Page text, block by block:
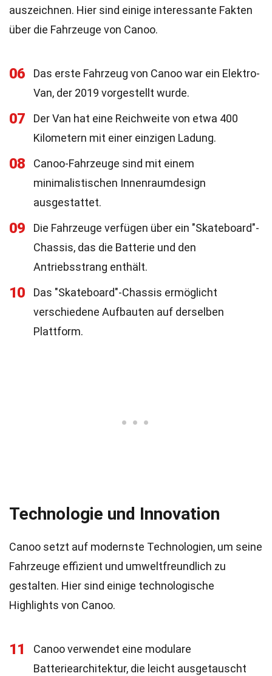
auszeichnen. Hier sind einige interessante Fakten
über die Fahrzeuge von Canoo.
06
Das erste Fahrzeug von Canoo war ein Elektro-
Van, der 2019 vorgestellt wurde.
07
Der Van hat eine Reichweite von etwa 400
Kilometern mit einer einzigen Ladung.
08
Canoo-Fahrzeuge sind mit einem
minimalistischen Innenraumdesign
ausgestattet.
09
Die Fahrzeuge verfügen über ein "Skateboard"-
Chassis, das die Batterie und den
Antriebsstrang enthält.
10
Das "Skateboard"-Chassis ermöglicht
verschiedene Aufbauten auf derselben
Plattform.
Technologie und Innovation
Canoo setzt auf modernste Technologien, um seine
Fahrzeuge effizient und umweltfreundlich zu
gestalten. Hier sind einige technologische
Highlights von Canoo.
11
Canoo verwendet eine modulare
Batteriearchitektur, die leicht ausgetauscht